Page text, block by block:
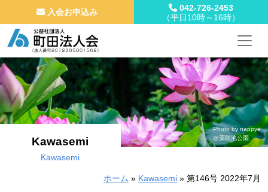
コンテンツへスキップ
メインナビゲーション
入会お申込み
042-726-2453
（平日10時～16時）
Kawasemi
Kawasemi
Photo by nappye
@薬師池公園
ホーム » Kawasemi » 第146号 2022年7月